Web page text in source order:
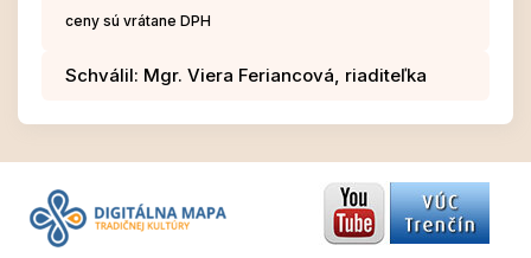
ceny sú vrátane DPH
Schválil: Mgr. Viera Feriancová, riaditeľka